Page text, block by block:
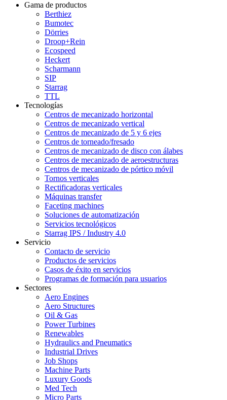
Gama de productos
Berthiez
Bumotec
Dörries
Droop+Rein
Ecospeed
Heckert
Scharmann
SIP
Starrag
TTL
Tecnologías
Centros de mecanizado horizontal
Centros de mecanizado vertical
Centros de mecanizado de 5 y 6 ejes
Centros de torneado/fresado
Centros de mecanizado de disco con álabes
Centros de mecanizado de aeroestructuras
Centros de mecanizado de pórtico móvil
Tornos verticales
Rectificadoras verticales
Máquinas transfer
Faceting machines
Soluciones de automatización
Servicios tecnológicos
Starrag IPS / Industry 4.0
Servicio
Contacto de servicio
Productos de servicios
Casos de éxito en servicios
Programas de formación para usuarios
Sectores
Aero Engines
Aero Structures
Oil & Gas
Power Turbines
Renewables
Hydraulics and Pneumatics
Industrial Drives
Job Shops
Machine Parts
Luxury Goods
Med Tech
Micro Parts